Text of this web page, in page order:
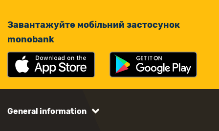
Завантажуйте мобільний застосунок
monobank
General information